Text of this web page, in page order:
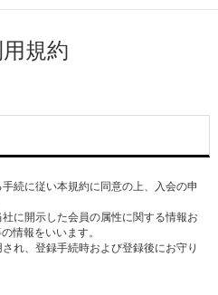
規約
続に従い本規約に同意の上、入会の申
に開示した会員の属性に関する情報お
情報をいいます。
れ、登録手続時および登録後にお守り